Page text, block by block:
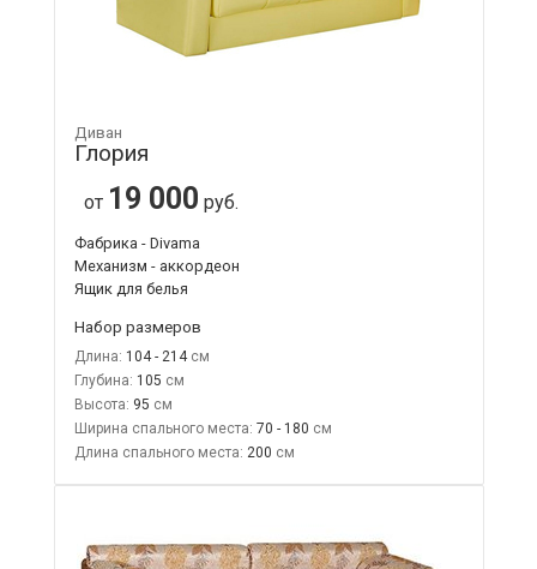
Диван
Глория
от 19 000 руб.
Фабрика - Divama
Механизм - аккордеон
Ящик для белья
Набор размеров
Длина: 104 - 214
Глубина: 105
Высота: 95
Ширина спального места: 70 - 180
Длина спального места: 200